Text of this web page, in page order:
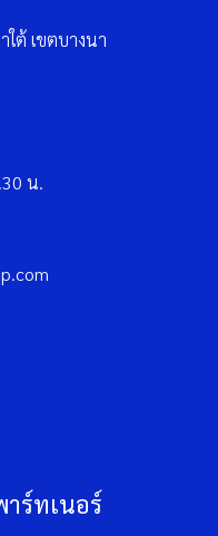
ต้ เขตบางนา
น.
าร์ทเนอร์